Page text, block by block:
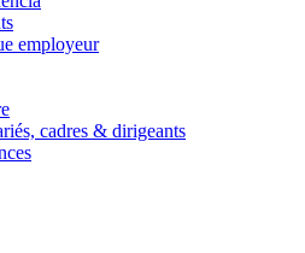
employeur
cadres & dirigeants